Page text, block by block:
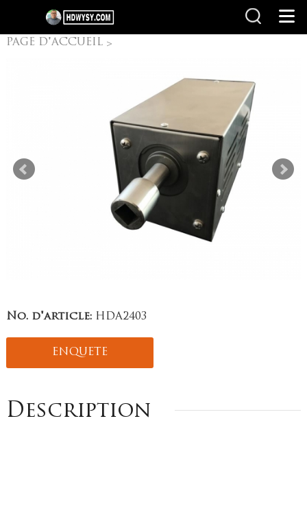
PAGE D'ACCUEIL>
No. d'article:HDA2403
ENQUETE
Description